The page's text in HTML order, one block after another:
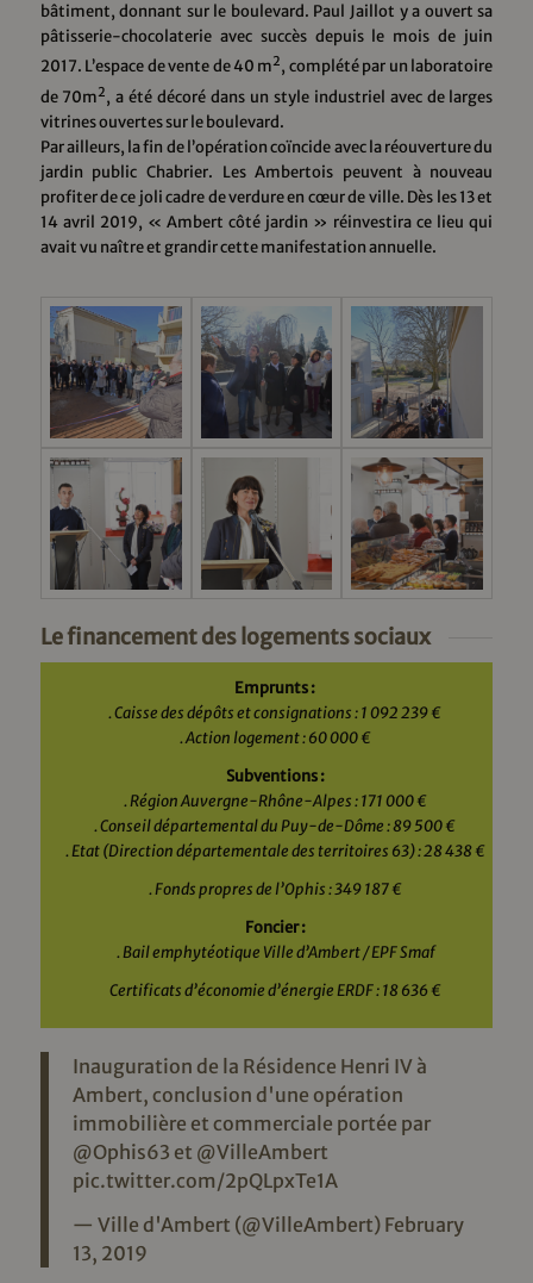
bâtiment, donnant sur le boulevard. Paul Jaillot y a ouvert sa
pâtisserie-chocolaterie avec succès depuis le mois de juin
2017. L’espace de vente de 40 m2, complété par un laboratoire
de 70m2, a été décoré dans un style industriel avec de larges
vitrines ouvertes sur le boulevard.
Par ailleurs, la fin de l’opération coïncide avec la réouverture du
jardin public Chabrier. Les Ambertois peuvent à nouveau
profiter de ce joli cadre de verdure en cœur de ville. Dès les 13 et
14 avril 2019, « Ambert côté jardin » réinvestira ce lieu qui
avait vu naître et grandir cette manifestation annuelle.
Le financement des logements sociaux
Emprunts :
. Caisse des dépôts et consignations : 1 092 239 €
. Action logement : 60 000 €
Subventions :
. Région Auvergne-Rhône-Alpes : 171 000 €
. Conseil départemental du Puy-de-Dôme : 89 500 €
. Etat (Direction départementale des territoires 63) : 28 438 €
. Fonds propres de l’Ophis : 349 187 €
Foncier :
. Bail emphytéotique Ville d’Ambert / EPF Smaf
Certificats d’économie d’énergie ERDF : 18 636 €
Inauguration de la Résidence Henri IV à
Ambert, conclusion d'une opération
immobilière et commerciale portée par
@Ophis63 et @VilleAmbert
pic.twitter.com/2pQLpxTe1A
— Ville d'Ambert (@VilleAmbert) February
13, 2019